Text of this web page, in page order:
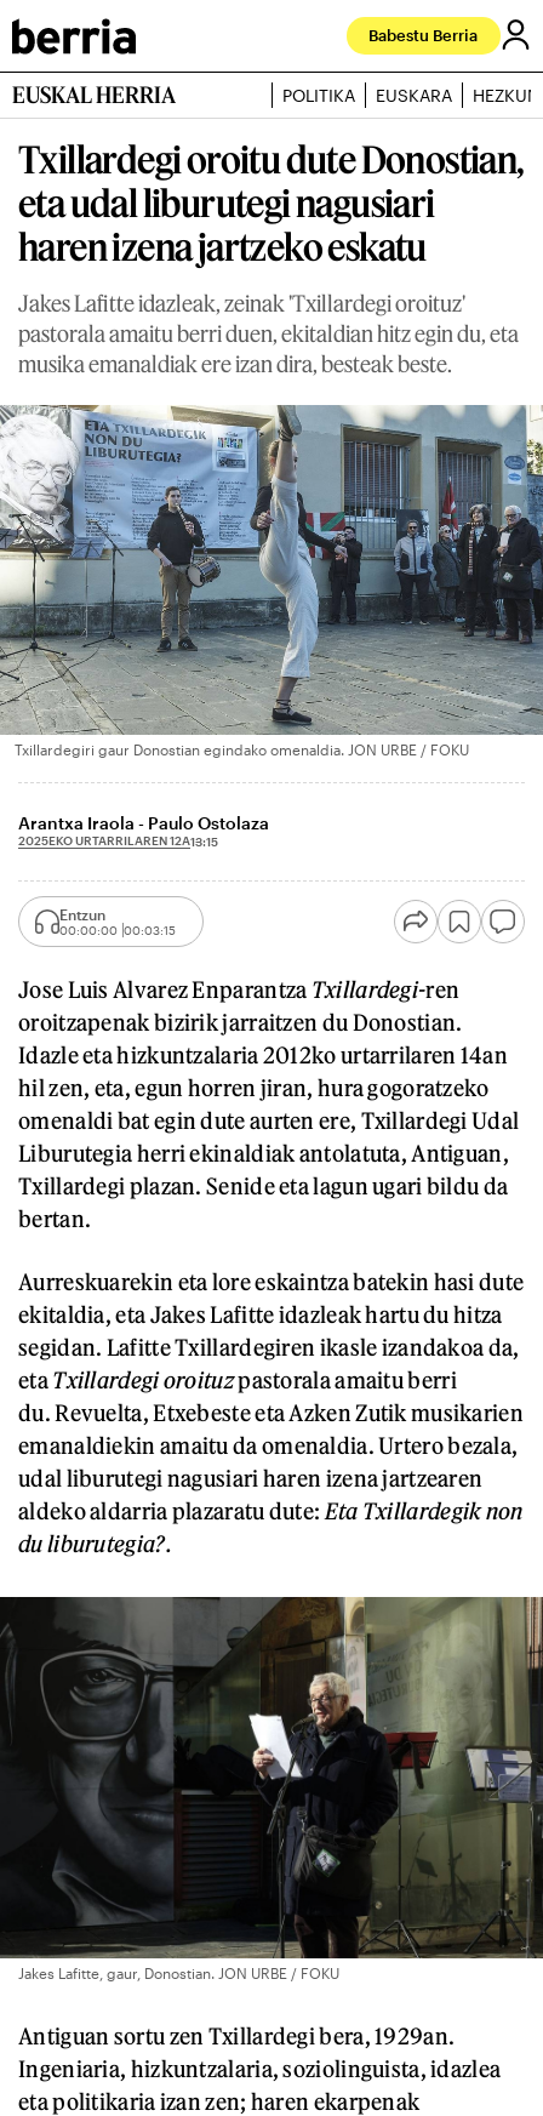
Babestu Berria
EUSKAL HERRIA POLITIKA EUSKARA
Txillardegi oroitu dute Donostian,
eta udal liburutegi nagusiari
haren izena jartzeko eskatu
Jakes Lafitte idazleak, zeinak 'Txillardegi oroituz'
pastorala amaitu berri duen, ekitaldian hitz egin du, eta
musika emanaldiak ere izan dira, besteak beste.
Txillardegiri gaur Donostian egindako omenaldia. JON URBE / FOKU
Arantxa Iraola - Paulo Ostolaza
2025EKO URTARRILAREN 12A13:15
Entzun
00:00:00 00:03:15
Jose Luis Alvarez Enparantza Txillardegi-ren
oroitzapenak bizirik jarraitzen du Donostian.
Idazle eta hizkuntzalaria 2012ko urtarrilaren 14an
hil zen, eta, egun horren jiran, hura gogoratzeko
omenaldi bat egin dute aurten ere, Txillardegi Udal
Liburutegia herri ekinaldiak antolatuta, Antiguan,
Txillardegi plazan. Senide eta lagun ugari bildu da
bertan.
Aurreskuarekin eta lore eskaintza batekin hasi dute
ekitaldia, eta Jakes Lafitte idazleak hartu du hitza
segidan. Lafitte Txillardegiren ikasle izandakoa da,
etaTxillardegi oroituzpastorala amaitu berri
du. Revuelta, Etxebeste eta Azken Zutik musikarien
emanaldiekin amaitu da omenaldia. Urtero bezala,
udal liburutegi nagusiari haren izena jartzearen
aldeko aldarria plazaratu dute: Eta Txillardegik non
du liburutegia?.
Jakes Lafitte, gaur, Donostian. JON URBE / FOKU
Antiguan sortu zen Txillardegi bera, 1929an.
Ingeniaria, hizkuntzalaria, soziolinguista, idazlea
eta politikaria izan zen; haren ekarpenak